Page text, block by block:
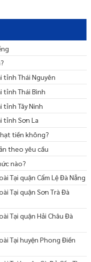
tỉnh Thái Nguyên
tỉnh Thái Bình
tỉnh Tây Ninh
tỉnh Sơn La
tiền không?
theo yêu cầu
nào?
Tại quận Cẩm Lệ Đà Nẵng
Tại quận Sơn Trà Đà
Tại quận Hải Châu Đà
Tại huyện Phong Điền